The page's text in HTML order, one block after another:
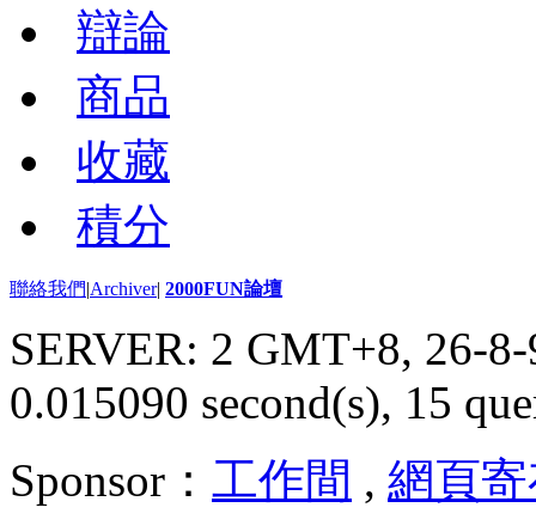
辯論
商品
收藏
積分
聯絡我們|Archiver| 2000FUN論壇
SERVER: 2 GMT+8, 26-
0.015090 second(s), 15
Sponsor： 工作間 , 網頁